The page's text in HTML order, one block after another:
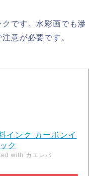
です。水彩画でも滲
意が必要です。
インク カーボンイ
ク
with カエレバ